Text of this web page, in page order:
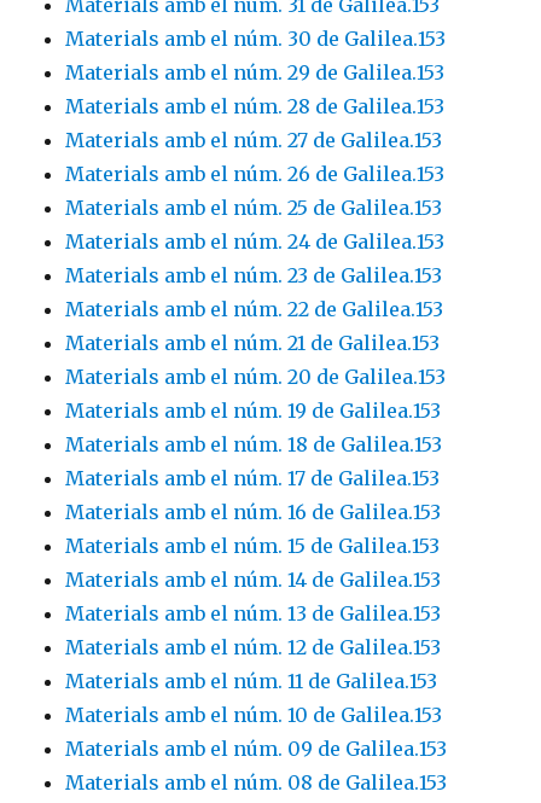
Materials amb el núm. 30 de Galilea.153
Materials amb el núm. 29 de Galilea.153
Materials amb el núm. 28 de Galilea.153
Materials amb el núm. 27 de Galilea.153
Materials amb el núm. 26 de Galilea.153
Materials amb el núm. 25 de Galilea.153
Materials amb el núm. 24 de Galilea.153
Materials amb el núm. 23 de Galilea.153
Materials amb el núm. 22 de Galilea.153
Materials amb el núm. 21 de Galilea.153
Materials amb el núm. 20 de Galilea.153
Materials amb el núm. 19 de Galilea.153
Materials amb el núm. 18 de Galilea.153
Materials amb el núm. 17 de Galilea.153
Materials amb el núm. 16 de Galilea.153
Materials amb el núm. 15 de Galilea.153
Materials amb el núm. 14 de Galilea.153
Materials amb el núm. 13 de Galilea.153
Materials amb el núm. 12 de Galilea.153
Materials amb el núm. 11 de Galilea.153
Materials amb el núm. 10 de Galilea.153
Materials amb el núm. 09 de Galilea.153
Materials amb el núm. 08 de Galilea.153